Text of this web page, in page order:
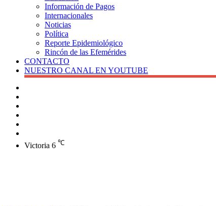
Información de Pagos
Internacionales
Noticias
Política
Reporte Epidemiológico
Rincón de las Efemérides
CONTACTO
NUESTRO CANAL EN YOUTUBE
Victoria 6 ℃